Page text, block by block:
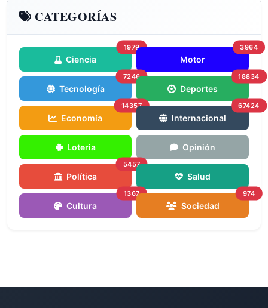
CATEGORÍAS
Ciencia
1979
Motor
3964
Tecnología
7246
Deportes
18834
Economía
14357
Internacional
67424
Loteria Opinión
Política
5457
Salud
Cultura
1367
Sociedad
974